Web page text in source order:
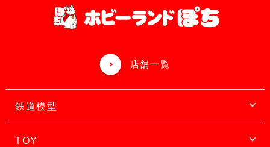
店舗一覧
鉄道模型
TOY